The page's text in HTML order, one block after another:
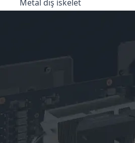
Metal dış iskelet